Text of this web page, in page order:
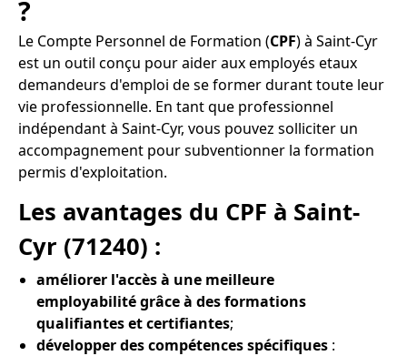
?
Le Compte Personnel de Formation (CPF) à Saint-Cyr
est un outil conçu pour aider aux employés etaux
demandeurs d'emploi de se former durant toute leur
vie professionnelle. En tant que professionnel
indépendant à Saint-Cyr, vous pouvez solliciter un
accompagnement pour subventionner la formation
permis d'exploitation.
Les avantages du CPF à Saint-
Cyr (71240) :
améliorer l'accès à une meilleure
employabilité grâce à des formations
qualifiantes et certifiantes;
développer des compétences spécifiques :